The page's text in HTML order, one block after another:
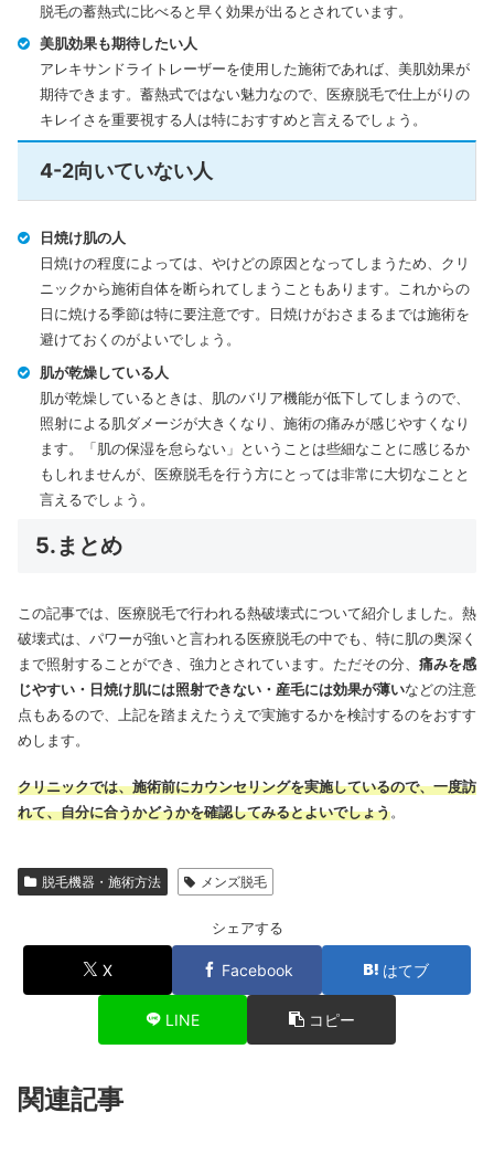
脱毛の蓄熱式に比べると早く効果が出るとされています。
美肌効果も期待したい人
アレキサンドライトレーザーを使用した施術であれば、美肌効果が
期待できます。蓄熱式ではない魅力なので、医療脱毛で仕上がりの
キレイさを重要視する人は特におすすめと言えるでしょう。
4-2向いていない人
日焼け肌の人
日焼けの程度によっては、やけどの原因となってしまうため、クリ
ニックから施術自体を断られてしまうこともあります。これからの
日に焼ける季節は特に要注意です。日焼けがおさまるまでは施術を
避けておくのがよいでしょう。
肌が乾燥している人
肌が乾燥しているときは、肌のバリア機能が低下してしまうので、
照射による肌ダメージが大きくなり、施術の痛みが感じやすくなり
ます。「肌の保湿を怠らない」ということは些細なことに感じるか
もしれませんが、医療脱毛を行う方にとっては非常に大切なことと
言えるでしょう。
5.まとめ
この記事では、医療脱毛で行われる熱破壊式について紹介しました。熱
破壊式は、パワーが強いと言われる医療脱毛の中でも、特に肌の奥深く
まで照射することができ、強力とされています。ただその分、 痛みを感
じやすい・日焼け肌には照射できない・産毛には効果が薄いなどの注意
点もあるので、上記を踏まえたうえで実施するかを検討するのをおすす
めします。
クリニックでは、施術前にカウンセリングを実施しているので、一度訪
れて、自分に合うかどうかを確認してみるとよいでしょう。
脱毛機器・施術方法 メンズ脱毛
シェアする
X Facebook はてブ
LINE コピー
関連記事